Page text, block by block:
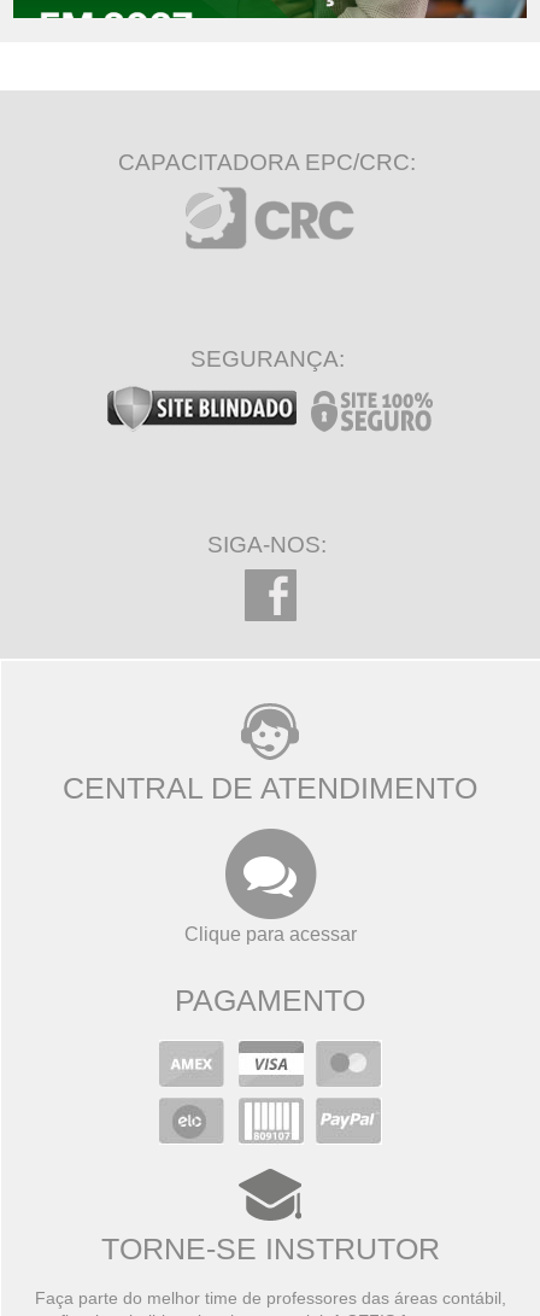
CAPACITADORA EPC/CRC:
SEGURANÇA:
SIGA-NOS:
CENTRAL DE ATENDIMENTO
Clique para acessar
PAGAMENTO
TORNE-SE INSTRUTOR
Faça parte do melhor time de professores das áreas contábil,